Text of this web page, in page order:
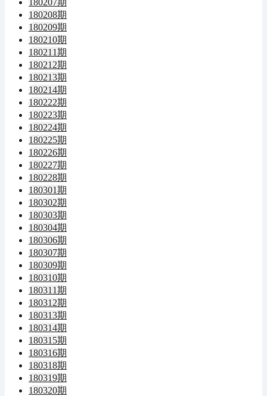
180208期
180209期
180210期
180211期
180212期
180213期
180214期
180222期
180223期
180224期
180225期
180226期
180227期
180228期
180301期
180302期
180303期
180304期
180306期
180307期
180309期
180310期
180311期
180312期
180313期
180314期
180315期
180316期
180318期
180319期
180320期